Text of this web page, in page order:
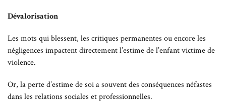
Dévalorisation
Les mots qui blessent, les critiques permanentes ou encore les
négligences impactent directement l’estime de l’enfant victime de
violence.
Or, la perte d’estime de soi a souvent des conséquences néfastes
dans les relations sociales et professionnelles.